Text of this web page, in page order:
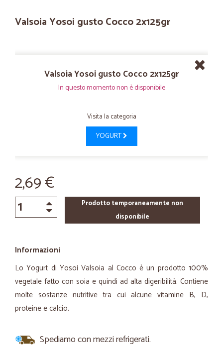
Valsoia Yosoi gusto Cocco 2x125gr
Valsoia Yosoi gusto Cocco 2x125gr
In questo momento non è disponibile
Visita la categoria
YOGURT
2,69 €
Prodotto temporaneamente non
disponibile
Informazioni
Lo Yogurt di Yosoi Valsoia al Cocco è un prodotto 100%
vegetale fatto con soia e quindi ad alta digeribilità. Contiene
molte sostanze nutritive tra cui alcune vitamine B, D,
proteine e calcio.
Spediamo con mezzi refrigerati.